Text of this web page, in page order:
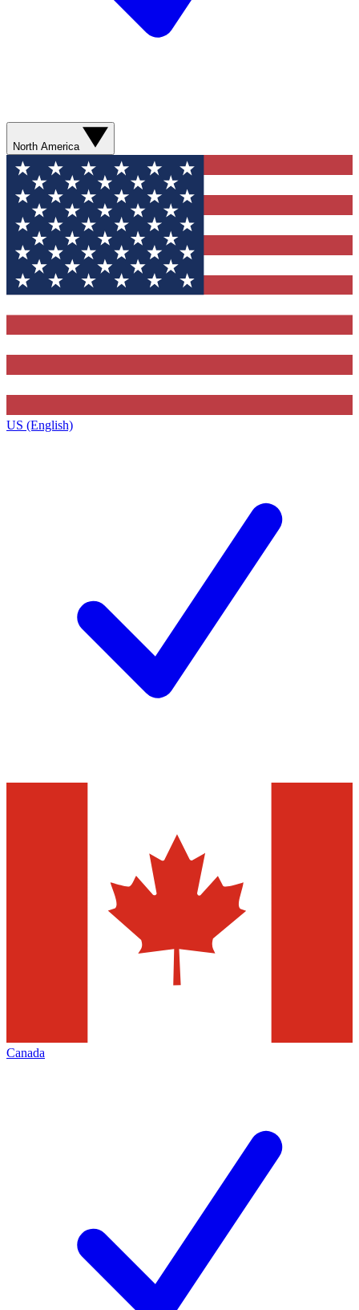
North America
US (English)
Canada